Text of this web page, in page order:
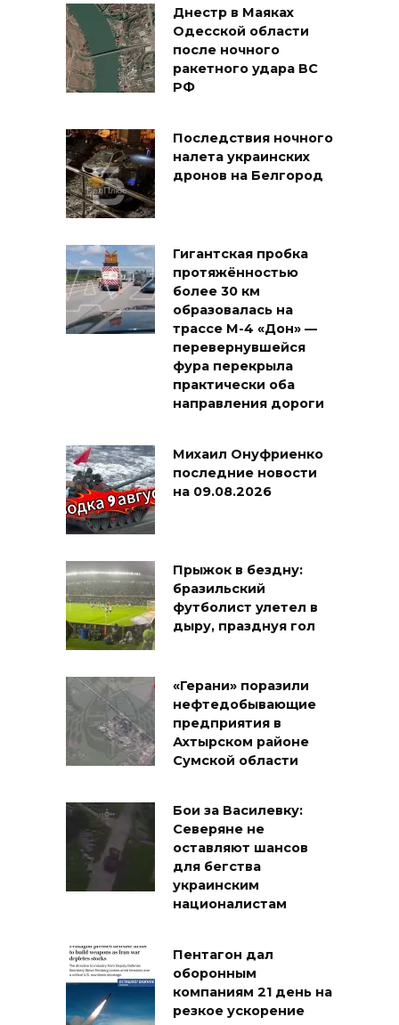
Днестр в Маяках
Одесской области
после ночного
ракетного удара ВС
РФ
Последствия ночного
налета украинских
дронов на Белгород
Гигантская пробка
протяжённостью
более 30 км
образовалась на
трассе М-4 «Дон» —
перевернувшейся
фура перекрыла
практически оба
направления дороги
Михаил Онуфриенко
последние новости
на 09.08.2026
Прыжок в бездну:
бразильский
футболист улетел в
дыру, празднуя гол
«Герани» поразили
нефтедобывающие
предприятия в
Ахтырском районе
Сумской области
Бои за Василевку:
Северяне не
оставляют шансов
для бегства
украинским
националистам
Пентагон дал
оборонным
компаниям 21 день на
резкое ускорение